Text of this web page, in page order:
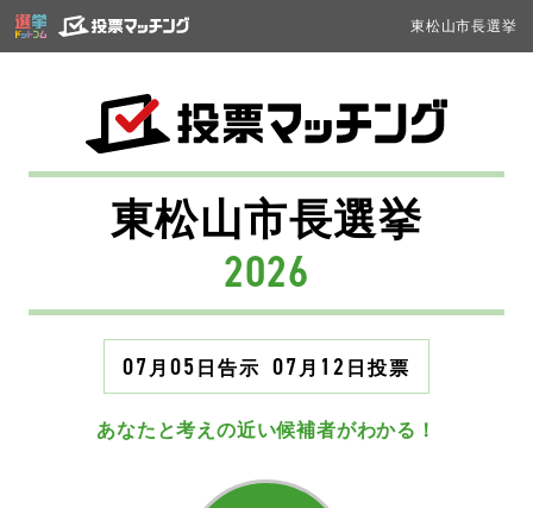
東松山市長選挙
東松山市長選挙
2026
07 月 05 日 告示 07 月 12 日投票
あなたと考えの近い候補者がわかる！